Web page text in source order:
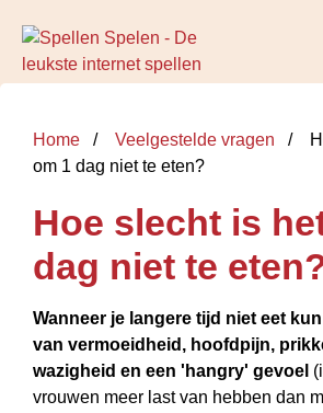
Home Veelgestelde vragen
om 1 dag niet te eten?
Hoe slecht is
dag niet te
Wanneer je langere tijd niet eet
van vermoeidheid, hoofdpijn,
wazigheid en een 'hangry' gevoel
vrouwen meer last van hebben dan